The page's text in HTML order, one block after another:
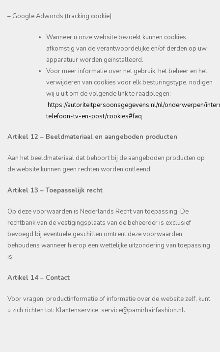
– Google Adwords (tracking cookie)
Wanneer u onze website bezoekt kunnen cookies
afkomstig van de verantwoordelijke en/of derden op uw
apparatuur worden geïnstalleerd.
Voor meer informatie over het gebruik, het beheer en het
verwijderen van cookies voor elk besturingstype, nodigen
wij u uit om de volgende link te raadplegen:
https://autoriteitpersoonsgegevens.nl/nl/onderwerpen/
telefoon-tv-en-post/cookies#faq
Artikel 12 – Beeldmateriaal en aangeboden producten
Aan het beeldmateriaal dat behoort bij de aangeboden producten op
de website kunnen geen rechten worden ontleend.
Artikel 13 – Toepasselijk recht
Op deze voorwaarden is Nederlands Recht van toepassing. De
rechtbank van de vestigingsplaats van de beheerder is exclusief
bevoegd bij eventuele geschillen omtrent deze voorwaarden,
behoudens wanneer hierop een wettelijke uitzondering van toepassing
is.
Artikel 14 – Contact
Voor vragen, productinformatie of informatie over de website zelf, kunt
u zich richten tot: Klantenservice, service@pamirhairfashion.nl.